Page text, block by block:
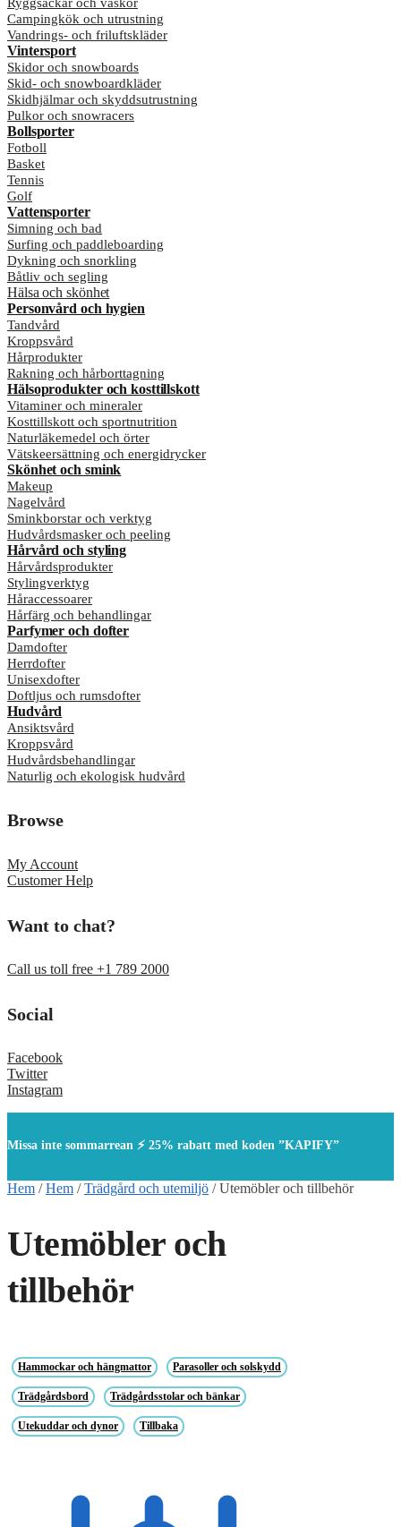
Campingkök och utrustning
Vandrings- och friluftskläder
Vintersport
Skidor och snowboards
Skid- och snowboardkläder
Skidhjälmar och skyddsutrustning
Pulkor och snowracers
Bollsporter
Fotboll
Basket
Tennis
Golf
Vattensporter
Simning och bad
Surfing och paddleboarding
Dykning och snorkling
Båtliv och segling
Hälsa och skönhet
Personvård och hygien
Tandvård
Kroppsvård
Hårprodukter
Rakning och hårborttagning
Hälsoprodukter och kosttillskott
Vitaminer och mineraler
Kosttillskott och sportnutrition
Naturläkemedel och örter
Vätskeersättning och energidrycker
Skönhet och smink
Makeup
Nagelvård
Sminkborstar och verktyg
Hudvårdsmasker och peeling
Hårvård och styling
Hårvårdsprodukter
Stylingverktyg
Håraccessoarer
Hårfärg och behandlingar
Parfymer och dofter
Damdofter
Herrdofter
Unisexdofter
Doftljus och rumsdofter
Hudvård
Ansiktsvård
Kroppsvård
Hudvårdsbehandlingar
Naturlig och ekologisk hudvård
Browse
My Account
Customer Help
Want to chat?
Call us toll free +1 789 2000
Social
Facebook
Twitter
Instagram
Missa inte sommarrean ⚡ 25% rabatt med koden ”KAPIFY”
Hem /Hem /Trädgård och utemiljö /Utemöbler och tillbehör
Utemöbler och
tillbehör
Hammockar och hängmattor Parasoller och solskydd
Trädgårdsbord Trädgårdsstolar och bänkar
Utekuddar och dynor Tillbaka